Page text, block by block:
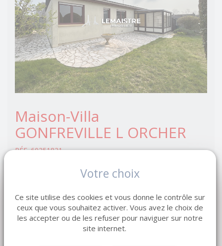
Maison-Villa
GONFREVILLE L ORCHER
RÉF. 60251821
Surface habitable
85 m²
Terrain
440 m²
Votre choix
Ce site utilise des cookies et vous donne le contrôle sur
ceux que vous souhaitez activer. Vous avez le choix de
les accepter ou de les refuser pour naviguer sur notre
site internet.